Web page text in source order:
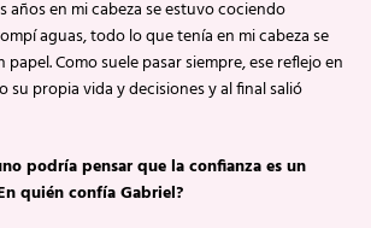
años en mi cabeza se estuvo cociendo
aguas, todo lo que tenía en mi cabeza se
papel. Como suele pasar siempre, ese reflejo en
su propia vida y decisiones y al final salió
podría pensar que la confianza es un
quién confía Gabriel?